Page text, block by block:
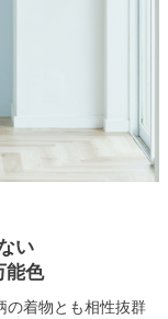
い
能色
の着物とも相性抜群